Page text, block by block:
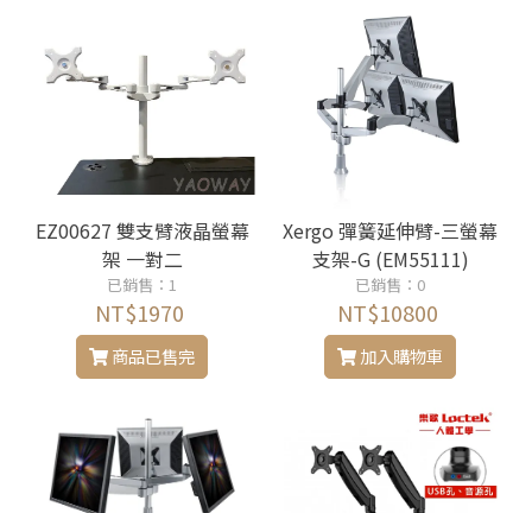
EZ00627 雙支臂液晶螢幕
架 一對二
已銷售：1
NT$1970
商品已售完
Xergo 彈簧延伸臂-三螢幕
支架-G (EM55111)
已銷售：0
NT$10800
加入購物車